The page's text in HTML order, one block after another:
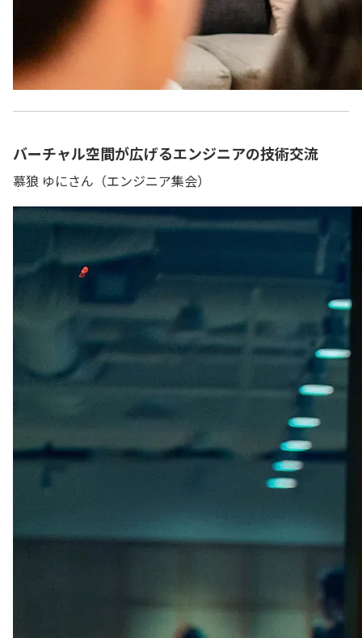
バーチャル空間が広げるエンジニアの技術交流
慕狼 ゆにさん（エンジニア集会）